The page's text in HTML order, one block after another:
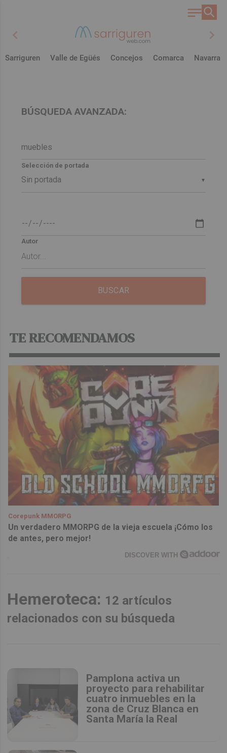
chevron_left chevron_right
Sarriguren Valle de Egüés Concejos Comarca Navarra
BÚSQUEDA AVANZADA:
▼
Selección de portada
Autor
BUSCAR
TE RECOMENDAMOS
Corepunk MMORPG
Un verdadero MMORPG de la vieja escuela ¡Cómo los
de antes, pero mejor!
DISCOVER WITH
Hemeroteca: 12 artículos
relacionados con su búsqueda
Pamplona activa un
proyecto para rehabilitar
cuatro inmuebles en la
zona de Cruz Blanca en
Santa María la Real